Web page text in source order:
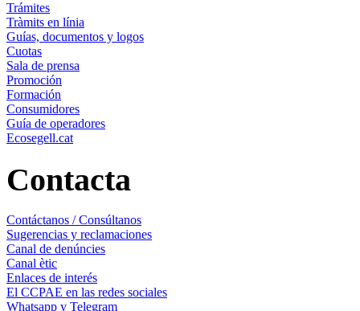
Trámites
Tràmits en línia
Guías, documentos y logos
Cuotas
Sala de prensa
Promoción
Formación
Consumidores
Guía de operadores
Ecosegell.cat
Contacta
Contáctanos / Consúltanos
Sugerencias y reclamaciones
Canal de denúncies
Canal ètic
Enlaces de interés
El CCPAE en las redes sociales
Whatsapp y Telegram